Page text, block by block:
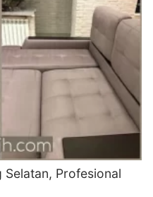
Profesional